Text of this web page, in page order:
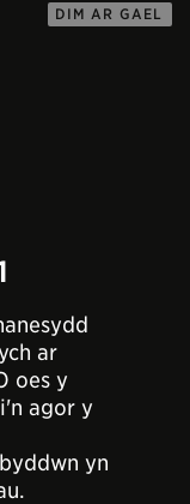
DIM AR GAEL
ar
oes y
agor y
yn